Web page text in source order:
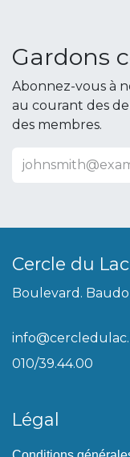
Gardons
Abonnez-vous à
au courant des
des membres.
Cercle du Lac
Boulevard.
010/39.44.00
Légal